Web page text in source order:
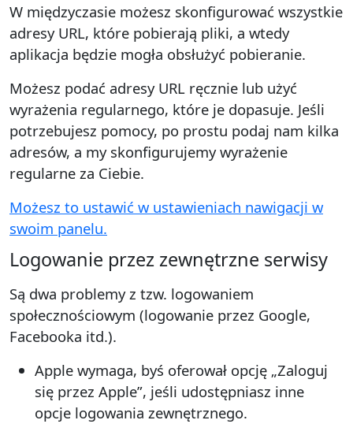
W międzyczasie możesz skonfigurować wszystkie
adresy URL, które pobierają pliki, a wtedy
aplikacja będzie mogła obsłużyć pobieranie.
Możesz podać adresy URL ręcznie lub użyć
wyrażenia regularnego, które je dopasuje. Jeśli
potrzebujesz pomocy, po prostu podaj nam kilka
adresów, a my skonfigurujemy wyrażenie
regularne za Ciebie.
Możesz to ustawić w ustawieniach nawigacji w
swoim panelu.
Logowanie przez zewnętrzne serwisy
Są dwa problemy z tzw. logowaniem
społecznościowym (logowanie przez Google,
Facebooka itd.).
Apple wymaga, byś oferował opcję „Zaloguj
się przez Apple”, jeśli udostępniasz inne
opcje logowania zewnętrznego.